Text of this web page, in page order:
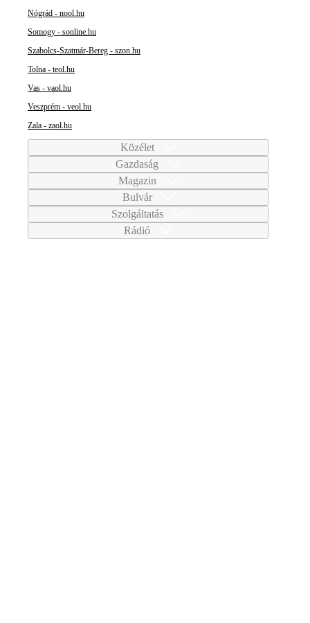
Nógrád - nool.hu
Somogy - sonline.hu
Szabolcs-Szatmár-Bereg - szon.hu
Tolna - teol.hu
Vas - vaol.hu
Veszprém - veol.hu
Zala - zaol.hu
Közélet
Gazdaság
Magazin
Bulvár
Szolgáltatás
Rádió